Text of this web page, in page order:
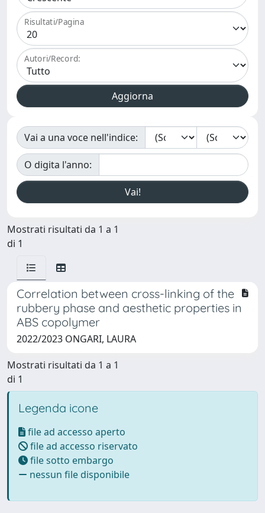
Risultati/Pagina
Autori/Record:
Vai a una voce nell'indice:
O digita l'anno:
Mostrati risultati da 1 a 1
di 1
Correlation between cross-linking of the
rubbery phase and aesthetic properties in
ABS copolymer
2022/2023 ONGARI, LAURA
Mostrati risultati da 1 a 1
di 1
Legenda icone
file ad accesso aperto
file ad accesso riservato
file sotto embargo
nessun file disponibile